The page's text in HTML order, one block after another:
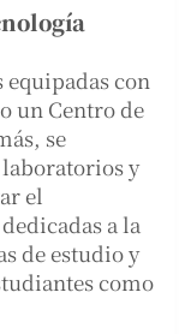
con
un Centro de
se
y
el
a la
de estudio y
como